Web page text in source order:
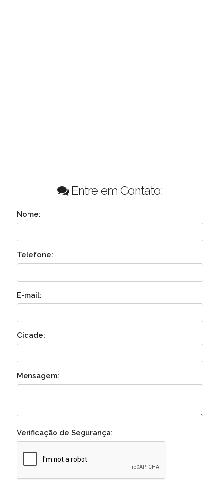
Entre em Contato:
Nome:
Telefone:
E-mail:
Cidade:
Mensagem:
Verificação de Segurança: